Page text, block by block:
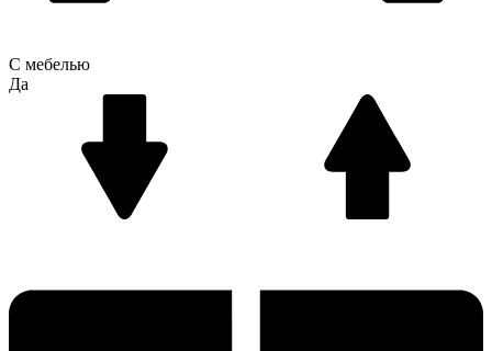
С мебелью
Да